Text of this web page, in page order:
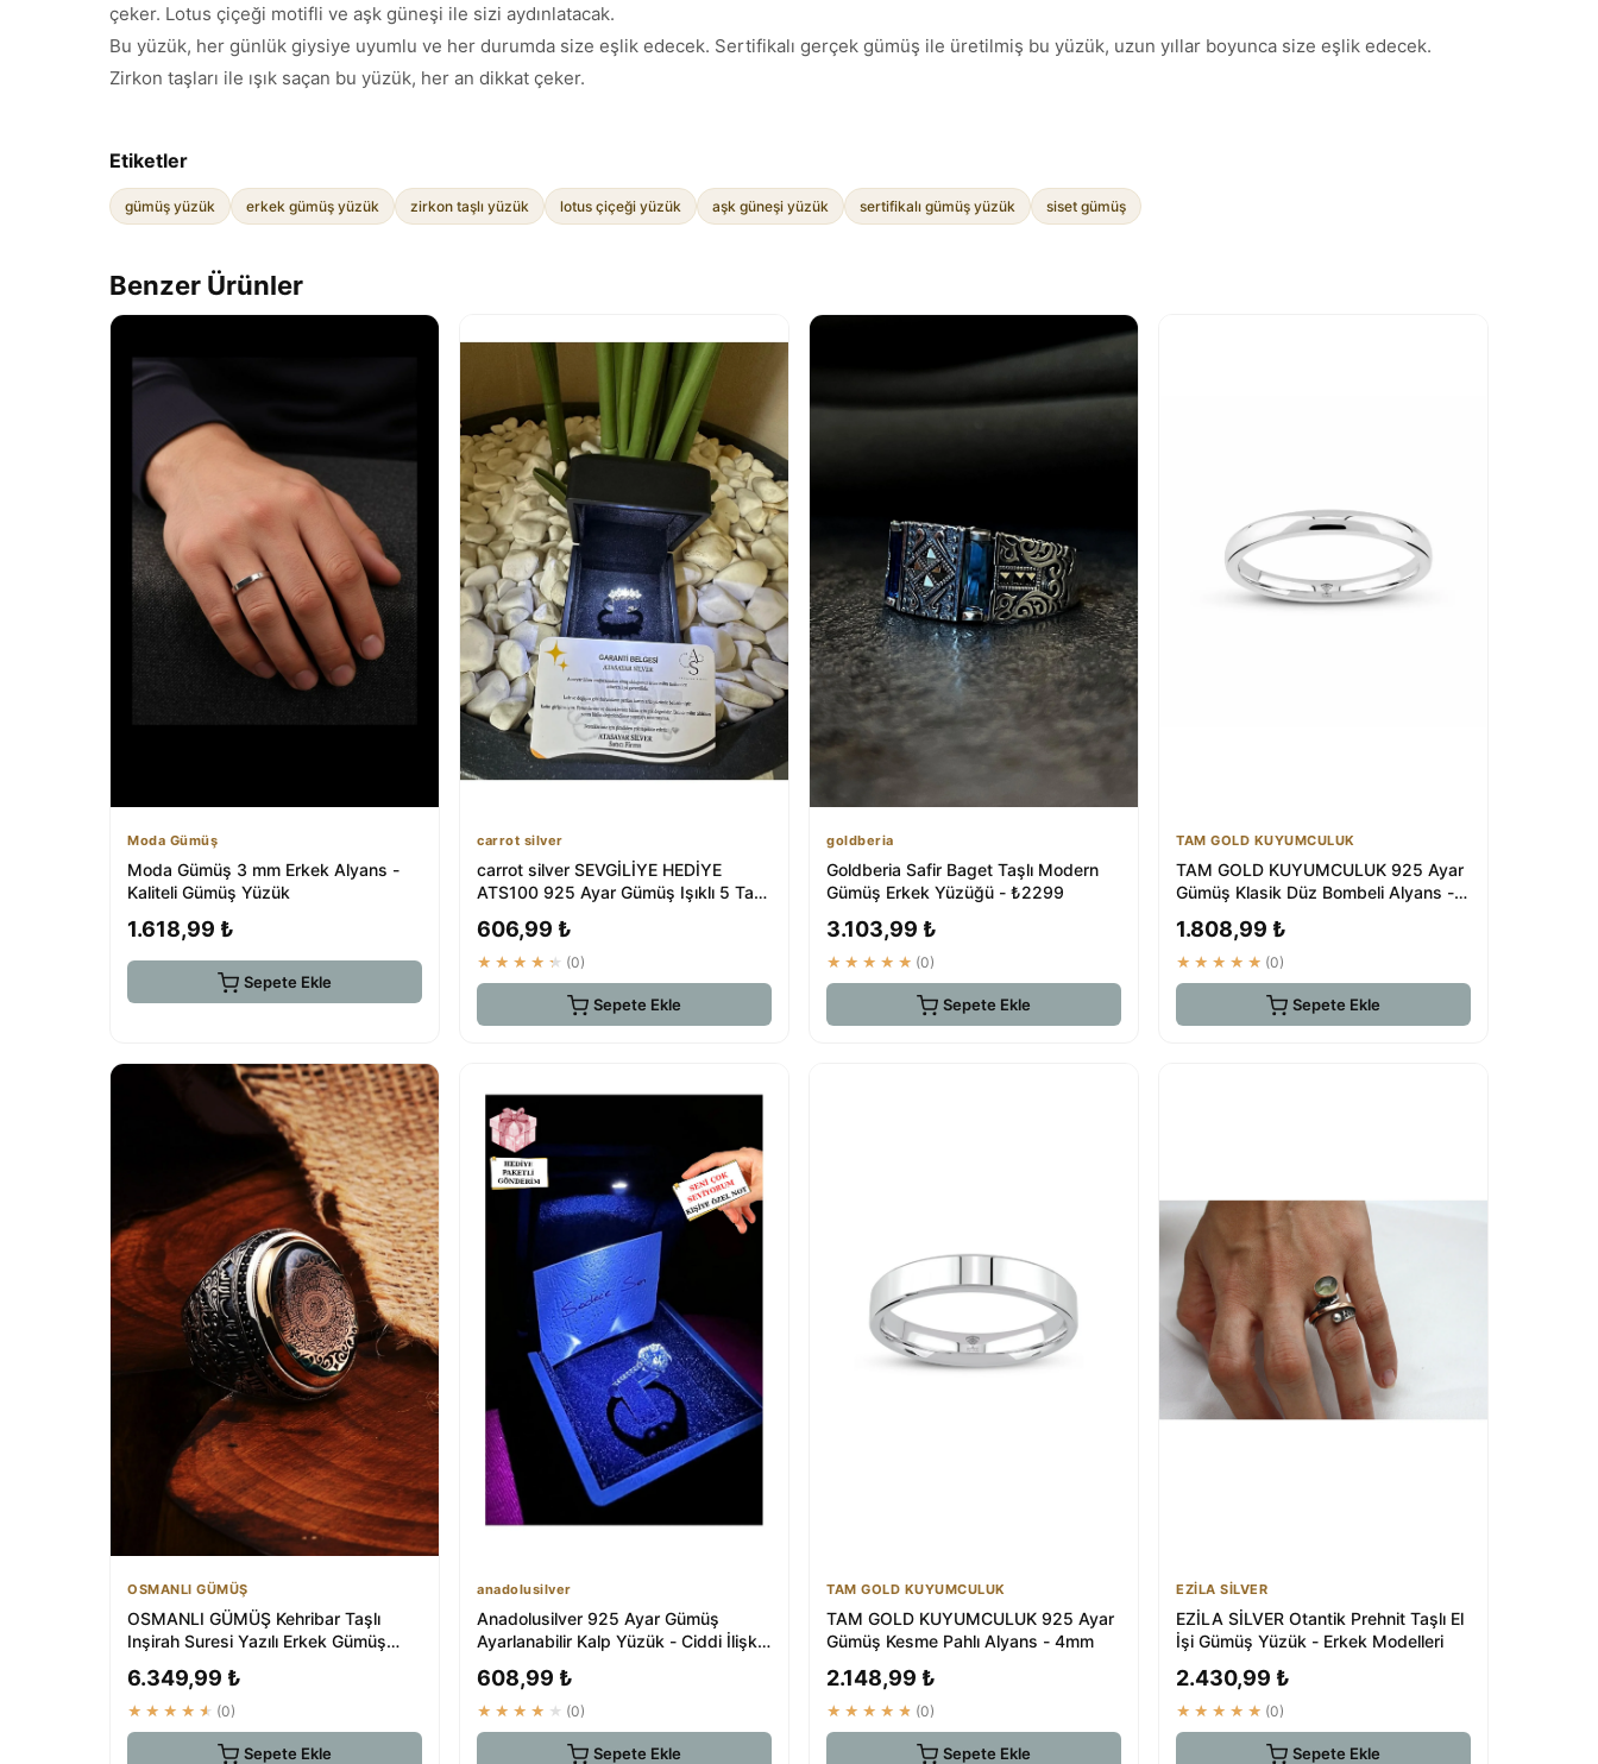
çeker. Lotus çiçeği motifli ve aşk güneşi ile sizi aydınlatacak.
Bu yüzük, her günlük giysiye uyumlu ve her durumda size eşlik edecek. Sertifikalı gerçek gümüş ile üretilmiş bu yüzük, uzun yıllar boyunca size eşlik edecek.
Zirkon taşları ile ışık saçan bu yüzük, her an dikkat çeker.
Etiketler
gümüş yüzük erkek gümüş yüzük zirkon taşlı yüzük lotus çiçeği yüzük aşk güneşi yüzük sertifikalı gümüş yüzük siset gümüş
Benzer Ürünler
Moda Gümüş
Moda Gümüş 3 mm Erkek Alyans -
Kaliteli Gümüş Yüzük
1.618,99 ₺
Sepete Ekle
carrot silver
carrot silver SEVGİLİYE HEDİYE
ATS100 925 Ayar Gümüş Işıklı 5 Taş
606,99 ₺
★★★★★ (0)
Sepete Ekle
goldberia
Goldberia Safir Baget Taşlı Modern
Gümüş Erkek Yüzüğü - ₺2299
3.103,99 ₺
★★★★★ (0)
Sepete Ekle
TAM GOLD KUYUMCULUK
TAM GOLD KUYUMCULUK 925 Ayar
Gümüş Klasik Düz Bombeli Alyans - 2
1.808,99 ₺
★★★★★ (0)
Sepete Ekle
OSMANLI GÜMÜŞ
OSMANLI GÜMÜŞ Kehribar Taşlı
Inşirah Suresi Yazılı Erkek Gümüş
6.349,99 ₺
★★★★★ (0)
Sepete Ekle
anadolusilver
Anadolusilver 925 Ayar Gümüş
Ayarlanabilir Kalp Yüzük - Ciddi İlişki
608,99 ₺
★★★★★ (0)
Sepete Ekle
TAM GOLD KUYUMCULUK
TAM GOLD KUYUMCULUK 925 Ayar
Gümüş Kesme Pahlı Alyans - 4mm
2.148,99 ₺
★★★★★ (0)
Sepete Ekle
EZİLA SİLVER
EZİLA SİLVER Otantik Prehnit Taşlı El
İşi Gümüş Yüzük - Erkek Modelleri
2.430,99 ₺
★★★★★ (0)
Sepete Ekle